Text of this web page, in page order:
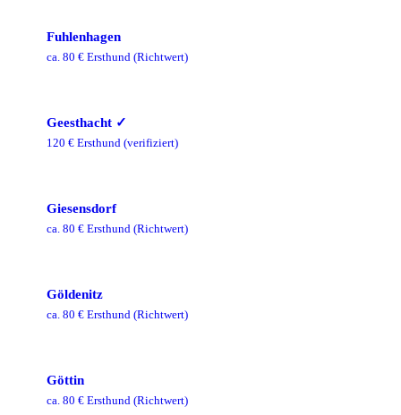
Fuhlenhagen
ca. 80 € Ersthund (Richtwert)
Geesthacht ✓
120 € Ersthund (verifiziert)
Giesensdorf
ca. 80 € Ersthund (Richtwert)
Göldenitz
ca. 80 € Ersthund (Richtwert)
Göttin
ca. 80 € Ersthund (Richtwert)